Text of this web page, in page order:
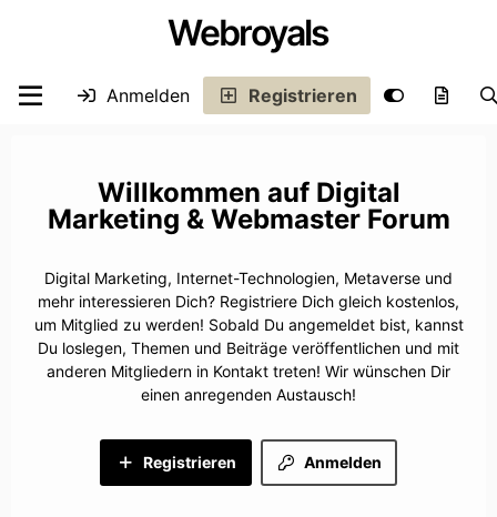
Webroyals
Anmelden Registrieren
Digital
Marketing & Webmaster Forum
Digital Marketing, Internet-Technologien, Metaverse und
mehr interessieren Dich? Registriere Dich gleich kostenlos,
um Mitglied zu werden! Sobald Du angemeldet bist, kannst
Du loslegen, Themen und Beiträge veröffentlichen und mit
anderen Mitgliedern in Kontakt treten! Wir wünschen Dir
einen anregenden Austausch!
Anmelden
Registrieren